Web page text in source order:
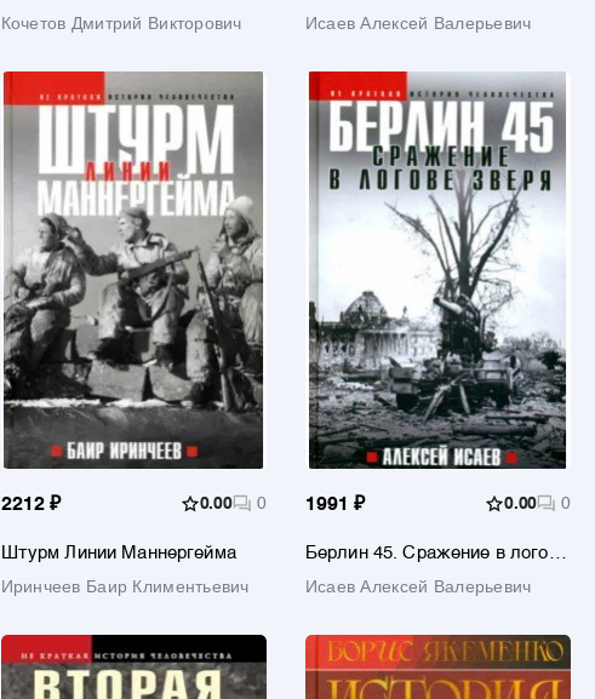
мировая война изменила всё
Кочетов Дмитрий Викторович Исаев Алексей Валерьевич
2212 ₽ 0.00 0
Штурм Линии Маннергейма
Иринчеев Баир Климентьевич
1991 ₽ 0.00 0
Берлин 45. Сражение в логове
Исаев Алексей Валерьевич